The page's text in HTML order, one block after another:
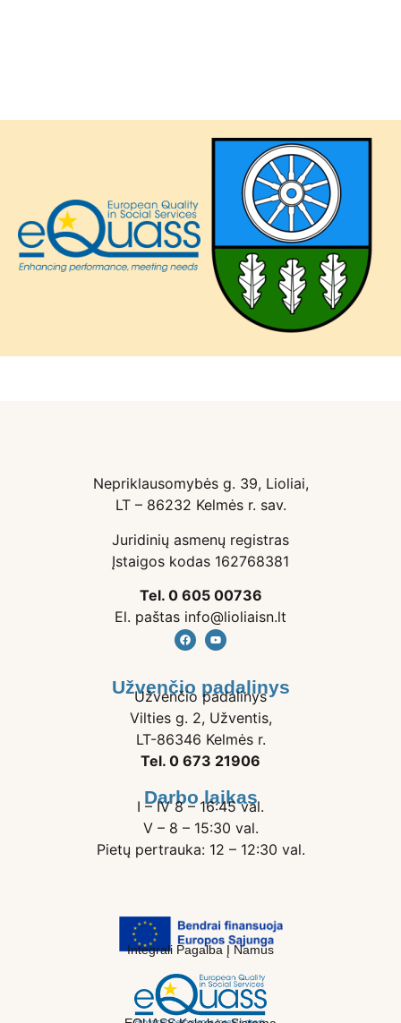
Nepriklausomybės g. 39, Lioliai,
LT – 86232 Kelmės r. sav.
Juridinių asmenų registras
Įstaigos kodas 162768381
Tel. 0 605 00736
El. paštas info@lioliaisn.lt
Užvenčio padalinys
Užvenčio padalinys
Vilties g. 2, Užventis,
LT-86346 Kelmės r.
Tel. 0 673 21906
Darbo laikas
I – IV 8 – 16:45 val.
V – 8 – 15:30 val.
Pietų pertrauka: 12 – 12:30 val.
Integrali Pagalba Į Namus